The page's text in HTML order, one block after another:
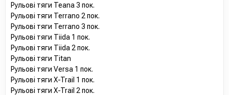
Рульові тяги Teana 3 пок.
Рульові тяги Terrano 2 пок.
Рульові тяги Terrano 3 пок.
Рульові тяги Tiida 1 пок.
Рульові тяги Tiida 2 пок.
Рульові тяги Titan
Рульові тяги Versa 1 пок.
Рульові тяги X-Trail 1 пок.
Рульові тяги X-Trail 2 пок.